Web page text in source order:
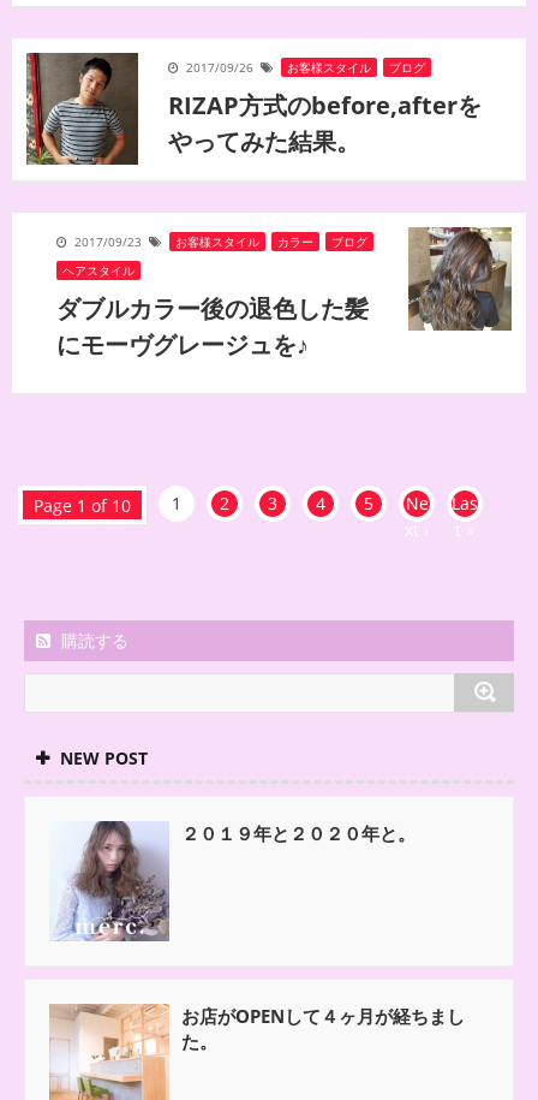
RIZAP方式のbefore,afterを
やってみた結果。
2017/09/26 お客様スタイル ブログ
ダブルカラー後の退色した髪
にモーヴグレージュを♪
2017/09/23 お客様スタイル カラー ブログ
ヘアスタイル
Page 1 of 10 1 2 3 4 5
Ne
xt ›
Las
t »
購読する
NEW POST
２０１９年と２０２０年と。
お店がOPENして４ヶ月が経ちまし
た。